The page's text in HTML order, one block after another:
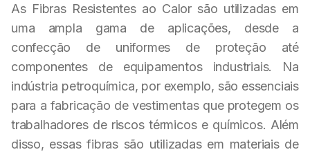
As Fibras Resistentes ao Calor são utilizadas em
uma ampla gama de aplicações, desde a
confecção de uniformes de proteção até
componentes de equipamentos industriais. Na
indústria petroquímica, por exemplo, são essenciais
para a fabricação de vestimentas que protegem os
trabalhadores de riscos térmicos e químicos. Além
disso, essas fibras são utilizadas em materiais de